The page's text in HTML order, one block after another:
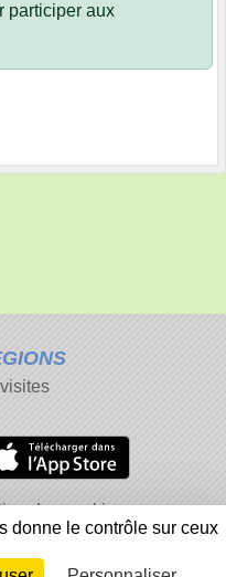
participer aux
visites
des cookies
un contenu inapproprié
donne le contrôle sur ceux